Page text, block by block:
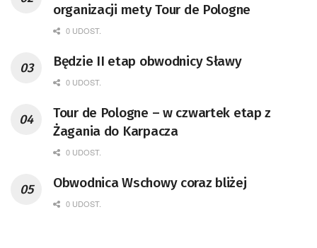
organizacji mety Tour de Pologne
0 UDOST.
Będzie II etap obwodnicy Sławy
0 UDOST.
Tour de Pologne – w czwartek etap z
Żagania do Karpacza
0 UDOST.
Obwodnica Wschowy coraz bliżej
0 UDOST.